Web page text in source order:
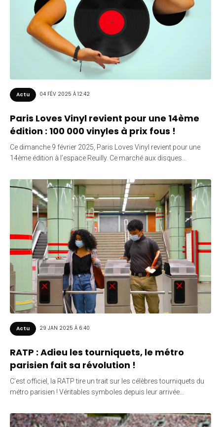
Actu 04 FÉV 2025 À 12:42
Paris Loves Vinyl revient pour une 14ème
édition : 100 000 vinyles à prix fous !
Ce dimanche 9 février 2025, Paris Loves Vinyl revient pour une
14ème édition à l’espace Reuilly. Ce marché aux disques…
Actu 29 JAN 2025 À 6:40
RATP : Adieu les tourniquets, le métro
parisien fait sa révolution !
C’est officiel, la RATP tire un trait sur les célèbres tourniquets du
métro parisien ! Véritables symboles depuis leur arrivée…